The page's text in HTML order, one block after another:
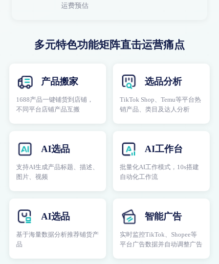
运费预估
多元特色功能矩阵直击运营痛点
产品搬家
1688产品一键铺货到店铺，
不同平台店铺产品互搬
选品分析
TikTok Shop、Temu等平台热
销产品、类目及达人分析
AI选品
支持AI生成产品标题、描述、
图片、视频
AI工作台
批量化AI工作模式，10s搭建
自动化工作流
AI选品
基于海量数据分析推荐铺货产
品
智能广告
实时监控TikTok、Shopee等
平台广告数据并自动调整广告